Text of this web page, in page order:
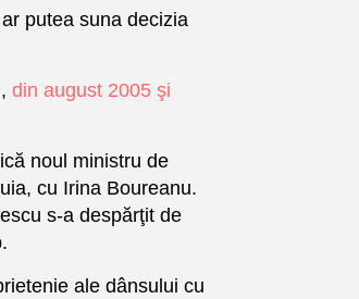
putea suna decizia
din august 2005 şi
noul ministru de
cu Irina Boureanu.
s-a despărţit de
ale dânsului cu